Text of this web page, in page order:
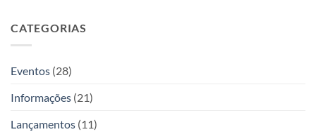
CATEGORIAS
Eventos (28)
Informações (21)
Lançamentos (11)